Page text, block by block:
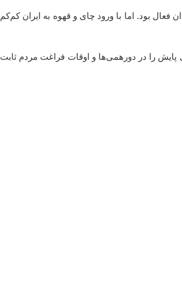
بود. اما با ورود چای و قهوه به ایران کم‌کم
را در دورهمی‌ها و اوقات فراغت مردم ثابت